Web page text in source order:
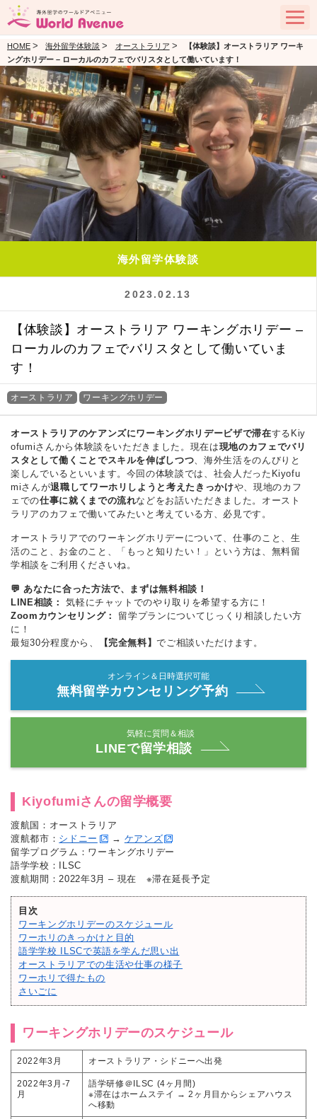
HOME > 海外留学体験談 > オーストラリア >
【体験談】オーストラリア ワーキ
ングホリデー – ローカルのカフェでバリスタとして働いています！
海外留学体験談
2023.02.13
【体験談】オーストラリア ワーキングホリデー –
ローカルのカフェでバリスタとして働いていま
す！
オーストラリア ワーキングホリデー
オーストラリアのケアンズにワーキングホリデービザで滞在するKiy
ofumiさんから体験談をいただきました。現在は現地のカフェでバリ
スタとして働くことでスキルを伸ばしつつ、海外生活をのんびりと
楽しんでいるといいます。今回の体験談では、社会人だったKiyofu
miさんが退職してワーホリしようと考えたきっかけや、現地のカフ
ェでの仕事に就くまでの流れなどをお話いただきました。オースト
ラリアのカフェで働いてみたいと考えている方、必見です。
オーストラリアでのワーキングホリデーについて、仕事のこと、生
活のこと、お金のこと、「もっと知りたい！」という方は、無料留
学相談をご利用くださいね。
💬 あなたに合った方法で、まずは無料相談！
LINE相談：
気軽にチャットでのやり取りを希望する方に！
Zoomカウンセリング：
留学プランについてじっくり相談したい方
に！
最短30分程度から、
【完全無料】でご相談いただけます。
オンライン＆日時選択可能
無料留学カウンセリング予約
気軽に質問＆相談
LINEで留学相談
Kiyofumiさんの留学概要
渡航国：オーストラリア
渡航都市： シドニー → ケアンズ
留学プログラム：ワーキングホリデー
語学学校：ILSC
渡航期間：2022年3月 – 現在 ※滞在延長予定
目次
ワーキングホリデーのスケジュール
ワーホリのきっかけと目的
語学学校 ILSCで英語を学んだ思い出
オーストラリアでの生活や仕事の様子
ワーホリで得たもの
さいごに
ワーキングホリデーのスケジュール
2022年3月 オーストラリア・シドニーへ出発
2022年3月-7
月
語学研修＠ILSC (4ヶ月間)
※滞在はホームステイ → 2ヶ月目からシェアハウス
へ移動